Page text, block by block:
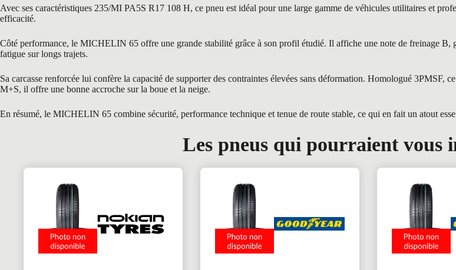
Avec ses caractéristiques 235/MI PA5S R17 108 H, ce pneu est idéal pour une large gamme de véhicules utilitaires et
efficacité.
Côté performance, le MICHELIN 65 offre une grande stabilité grâce à son profil étudié. Il affiche une note de freinage B,
fatigue sur longs trajets.
Sa carcasse renforcée lui confère la capacité de supporter des contraintes élevées sans déformation. Homologué 3PMSF,
M+S, il offre une bonne accroche sur la boue et la neige.
En résumé, le MICHELIN 65 combine sécurité, performance technique et tenue de route stable, ce qui en fait un atout
Les pneus qui pourraient vous